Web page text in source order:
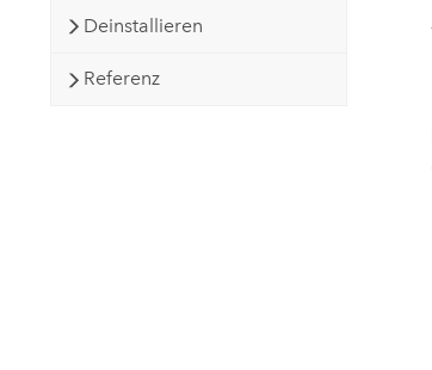
Deinstallieren
Referenz